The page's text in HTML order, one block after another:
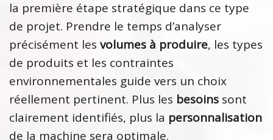
la première étape stratégique dans ce type
de projet. Prendre le temps d’analyser
précisément les volumes à produire, les types
de produits et les contraintes
environnementales guide vers un choix
réellement pertinent. Plus les besoins sont
clairement identifiés, plus la personnalisation
de la machine sera optimale.